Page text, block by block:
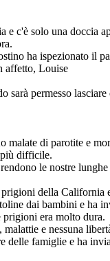
e c'è solo una doccia
ha ispezionato il
affetto, Louise
sarà permesso lasciare
malate di parotite e
più difficile.
le nostre lunghe
della California
dai bambini e ha
era molto dura.
e nessuna
delle famiglie e ha